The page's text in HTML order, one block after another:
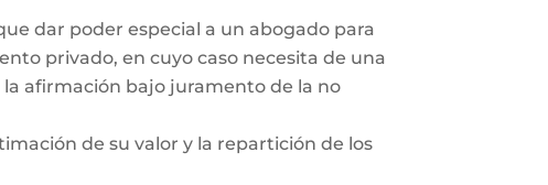
dar poder especial a un abogado para
privado, en cuyo caso necesita de una
afirmación bajo juramento de la no
de su valor y la repartición de los